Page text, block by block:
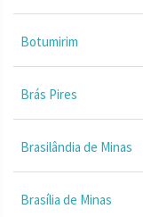
Botumirim
Brás Pires
Brasilândia de Minas
Brasília de Minas